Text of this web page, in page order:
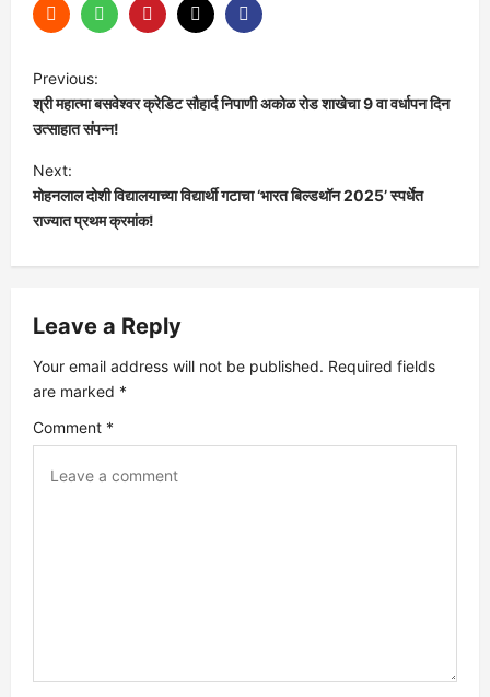
P
o
s
t
n
a
v
i
g
Previous:
श्री महात्मा बसवेश्वर क्रेडिट सौहार्द निपाणी अकोळ रोड शाखेचा 9 वा वर्धापन दिन
उत्साहात संपन्न!
Next:
मोहनलाल दोशी विद्यालयाच्या विद्यार्थी गटाचा ‘भारत बिल्डथॉन 2025’ स्पर्धेत
राज्यात प्रथम क्रमांक!
Leave a Reply
Your email address will not be published. Required fields
are marked *
Comment *